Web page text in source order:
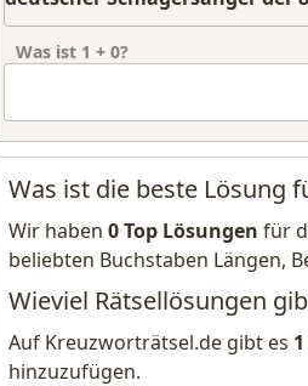
Was ist 1 + 0?
Was ist die beste Lösung
Wir haben 0 Top Lösungen für
beliebten Buchstaben Längen,
Wieviel Rätsellösungen
Auf Kreuzworträtsel.de gibt es
hinzuzufügen.